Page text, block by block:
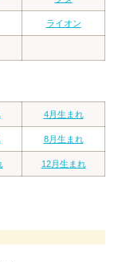
ライオン
4月生まれ
8月生まれ
12月生まれ